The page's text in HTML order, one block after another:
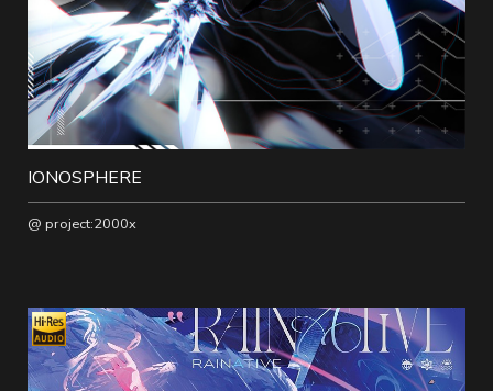
IONOSPHERE
@ project:2000x